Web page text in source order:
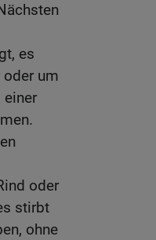
es
um
einer
oder
stirbt
ohne